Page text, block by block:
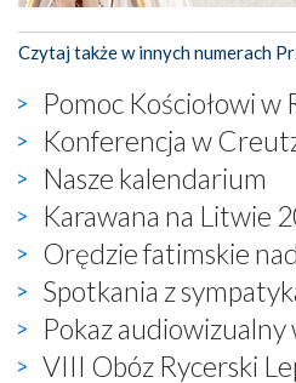
Czytaj także w innych numerach
Pomoc Kościołowi w
Konferencja w
Nasze kalendarium
Karawana na Litwie
Orędzie fatimskie
Spotkania z
Pokaz audiowizualny
VIII Obóz Rycerski